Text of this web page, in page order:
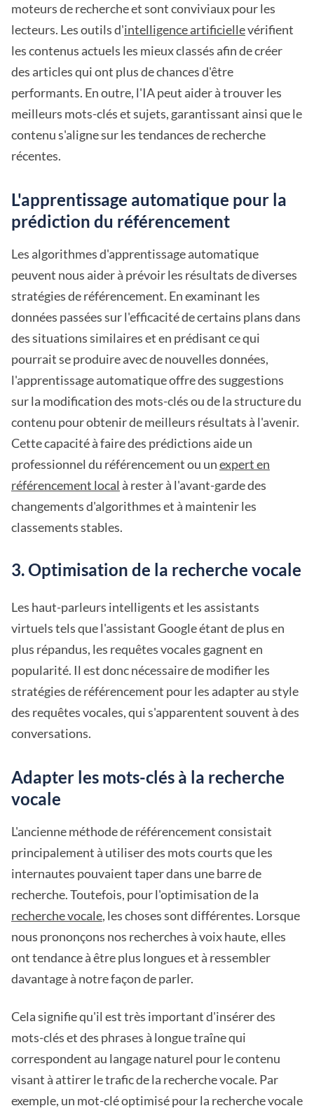
moteurs de recherche et sont conviviaux pour les
lecteurs. Les outils d'intelligence artificiellevérifient
les contenus actuels les mieux classés afin de créer
des articles qui ont plus de chances d'être
performants. En outre, l'IA peut aider à trouver les
meilleurs mots-clés et sujets, garantissant ainsi que le
contenu s'aligne sur les tendances de recherche
récentes.
L'apprentissage automatique pour la
prédiction du référencement
Les algorithmes d'apprentissage automatique
peuvent nous aider à prévoir les résultats de diverses
stratégies de référencement. En examinant les
données passées sur l'efficacité de certains plans dans
des situations similaires et en prédisant ce qui
pourrait se produire avec de nouvelles données,
l'apprentissage automatique offre des suggestions
sur la modification des mots-clés ou de la structure du
contenu pour obtenir de meilleurs résultats à l'avenir.
Cette capacité à faire des prédictions aide un
professionnel du référencement ou unexpert en
référencement local à rester à l'avant-garde des
changements d'algorithmes et à maintenir les
classements stables.
3. Optimisation de la recherche vocale
Les haut-parleurs intelligents et les assistants
virtuels tels que l'assistant Google étant de plus en
plus répandus, les requêtes vocales gagnent en
popularité. Il est donc nécessaire de modifier les
stratégies de référencement pour les adapter au style
des requêtes vocales, qui s'apparentent souvent à des
conversations.
Adapter les mots-clés à la recherche
vocale
L'ancienne méthode de référencement consistait
principalement à utiliser des mots courts que les
internautes pouvaient taper dans une barre de
recherche. Toutefois, pour l'optimisation de la
recherche vocale, les choses sont différentes. Lorsque
nous prononçons nos recherches à voix haute, elles
ont tendance à être plus longues et à ressembler
davantage à notre façon de parler.
Cela signifie qu'il est très important d'insérer des
mots-clés et des phrases à longue traîne qui
correspondent au langage naturel pour le contenu
visant à attirer le trafic de la recherche vocale. Par
exemple, un mot-clé optimisé pour la recherche vocale